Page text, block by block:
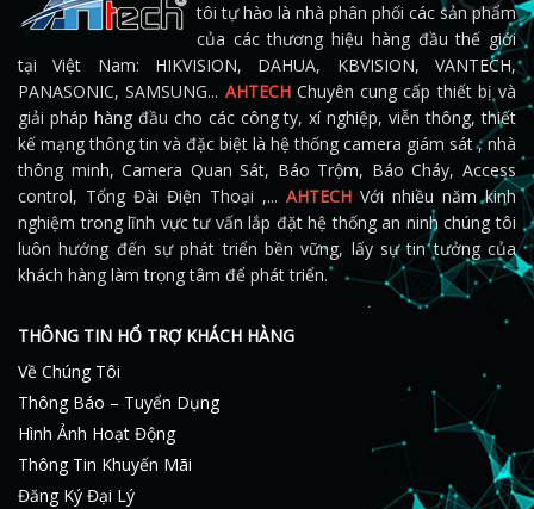
tôi tự hào là nhà phân phối các sản phẩm
của các thương hiệu hàng đầu thế giới
tại Việt Nam: HIKVISION, DAHUA, KBVISION, VANTECH,
PANASONIC, SAMSUNG... AHTECH Chuyên cung cấp thiết bị và
giải pháp hàng đầu cho các công ty, xí nghiệp, viễn thông, thiết
kế mạng thông tin và đặc biệt là hệ thống camera giám sát , nhà
thông minh, Camera Quan Sát, Báo Trộm, Báo Cháy, Access
control, Tổng Đài Điện Thoại ,... AHTECH Với nhiều năm kinh
nghiệm trong lĩnh vực tư vấn lắp đặt hệ thống an ninh chúng tôi
luôn hướng đến sự phát triển bền vững, lấy sự tin tưởng của
khách hàng làm trọng tâm để phát triển.
THÔNG TIN HỔ TRỢ KHÁCH HÀNG
Về Chúng Tôi
Thông Báo – Tuyển Dụng
Hình Ảnh Hoạt Động
Thông Tin Khuyến Mãi
Đăng Ký Đại Lý